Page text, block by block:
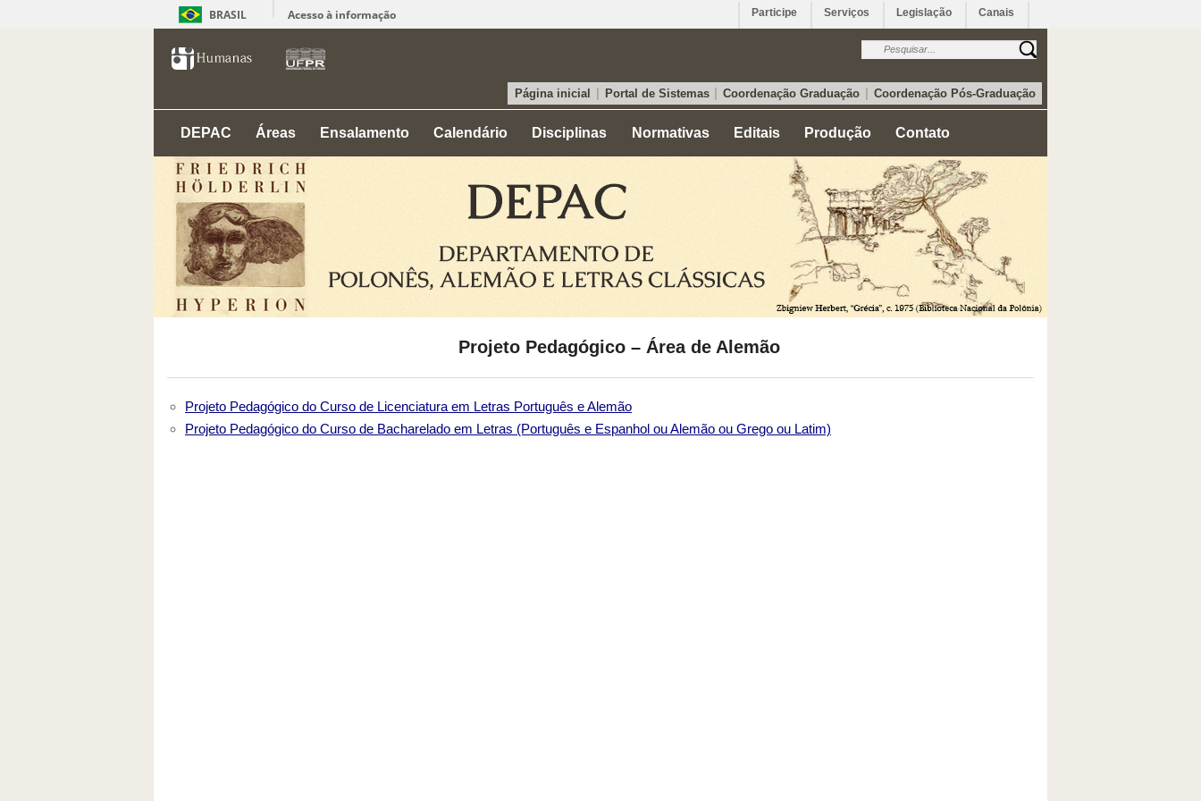
BRASIL Acesso à informação Participe Serviços Legislação Canais
Página inicial | Portal de Sistemas | Coordenação Graduação | Coordenação Pós-Graduação
DEPAC Áreas Ensalamento Calendário Disciplinas Normativas Editais Produção Contato
Projeto Pedagógico – Área de Alemão
Projeto Pedagógico do Curso de Licenciatura em Letras Português e Alemão
Projeto Pedagógico do Curso de Bacharelado em Letras (Português e Espanhol ou Alemão ou Grego ou Latim)